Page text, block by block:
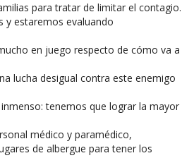
para tratar de limitar el contagio.
y estaremos evaluando
en juego respecto de cómo va a
lucha desigual contra este enemigo
tenemos que lograr la mayor
médico y paramédico,
de albergue para tener los